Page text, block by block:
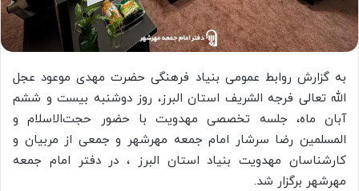
به گزارش روابط عمومی بنیاد فرهنگی حضرت مهدی موعود عجل
الله تعالی فرجه الشریف استان البرز، روز دوشنبه بیست و ششم
آبان ماه، جلسه تخصصی مهدویت با حضور حجت‌الاسلام‌ و
المسلمین رضا سرشار امام جمعه مهرشهر و جمعی از مربیان و
کارشناسان مهدویت بنیاد استان البرز ، در دفتر امام جمعه
مهرشهر برگزار شد.